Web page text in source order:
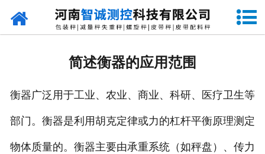
网站首页
简述衡器的应用范围
衡器广泛用于工业、农业、商业、科研、医疗卫生等
部门。衡器是利用胡克定律或力的杠杆平衡原理测定
物体质量的。衡器主要由承重系统（如秤盘）、传力